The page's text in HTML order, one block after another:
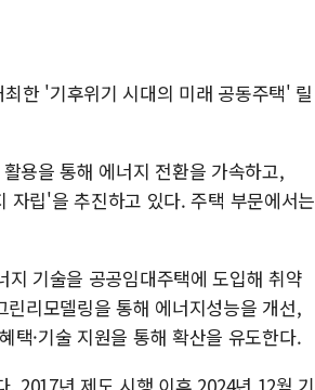
한 '기후위기 시대의 미래 공동주택' 릴
용을 통해 에너지 전환을 가속하고,
자립'을 추진하고 있다. 주택 부문에서는
지 기술을 공공임대주택에 도입해 취약
리모델링을 통해 에너지성능을 개선,
택·기술 지원을 통해 확산을 유도한다.